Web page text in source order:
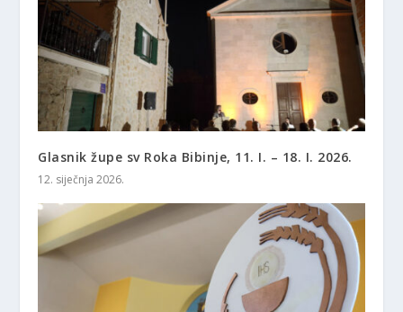
Glasnik župe sv Roka Bibinje, 11. I. – 18. I. 2026.
12. siječnja 2026.